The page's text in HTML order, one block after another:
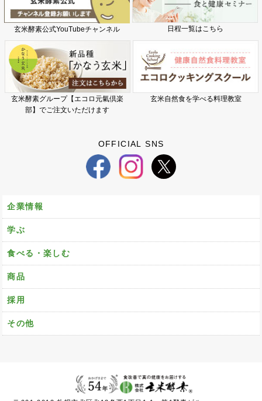
玄米酵素公式YouTubeチャンネル 日程一覧はこちら
玄米酵素グループ【エコロ元氣倶楽
部】でご注文いただけます
玄米自然食を学べる料理教室
OFFICIAL SNS
企業情報
学ぶ
食べる・楽しむ
商品
採用
その他